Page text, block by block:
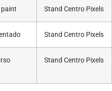
Stand Centro Pixels
Stand Centro Pixels
Stand Centro Pixels